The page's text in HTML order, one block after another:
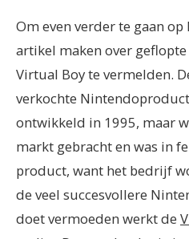
Om even verder te gaan
artikel maken over
Virtual Boy te vermelden.
verkochte
ontwikkeld in 1995, maar
markt gebracht en was in
product, want het bedrijf
de veel succesvollere
doet vermoeden werkt de